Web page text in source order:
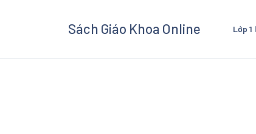
Sách Giáo Khoa Online Lớp 1